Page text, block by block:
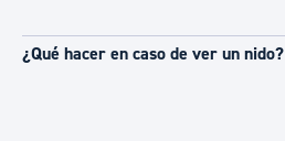
¿Qué hacer en caso de ver un nido?